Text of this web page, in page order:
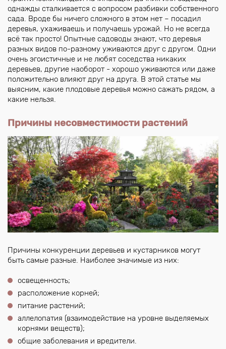
однажды сталкивается с вопросом разбивки собственного
сада. Вроде бы ничего сложного в этом нет – посадил
деревья, ухаживаешь и получаешь урожай. Но не всегда
всё так просто! Опытные садоводы знают, что деревья
разных видов по-разному уживаются друг с другом. Одни
очень эгоистичные и не любят соседства никаких
деревьев, другие наоборот - хорошо уживаются или даже
положительно влияют друг на друга. В этой статье мы
выясним, какие плодовые деревья можно сажать рядом, а
какие нельзя.
Причины несовместимости растений
Причины конкуренции деревьев и кустарников могут
быть самые разные. Наиболее значимые из них:
освещенность;
расположение корней;
питание растений;
аллелопатия (взаимодействие на уровне выделяемых
корнями веществ);
общие заболевания и вредители.